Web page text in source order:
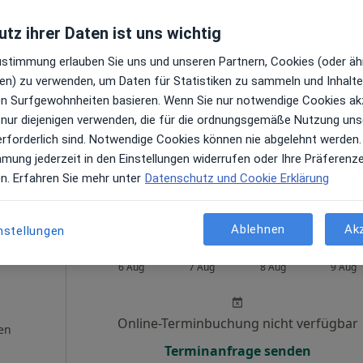
&
Orthopädie Plus Gabriela Zank Fachärztin für Orthopädie und Unfallchirurgie
Heute
6 Aug
Morgen
7 Aug 8 Aug 9 Aug
Online-Terminbuchung nicht verfügbar
Terminanfrage senden
6 Aug
Morgen
7 Aug
Sa,
8 Aug
So,
9 Aug
Online-Terminbuchung nicht verfügbar
Terminanfrage senden
ihrer Daten ist uns wichtig
erlauben Sie uns und unseren Partnern, Cookies (oder
zu verwenden, um Daten für Statistiken zu sammeln und
Surfgewohnheiten basieren. Wenn Sie nur notwendige Cookies
diejenigen verwenden, die für die ordnungsgemäße Nutzung
sind. Notwendige Cookies können nie abgelehnt werden.
jederzeit in den Einstellungen widerrufen oder Ihre
Erfahren Sie mehr unter Datenschutz und Cookie Erklärung
Ablehnen